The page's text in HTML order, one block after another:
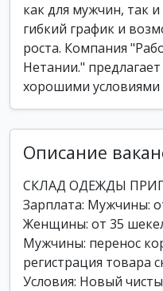
как для мужчин, так
гибкий график и
роста. Компания
Нетании."
хорошими условиями
Описание
СКЛАД ОДЕЖДЫ
Зарплата: Мужчины:
Женщины: от 35
Мужчины: перенос
регистрация товара
Условия: Новый